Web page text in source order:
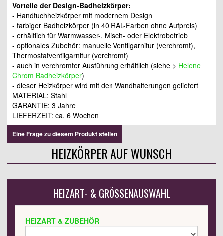
Vorteile der Design-Badheizkörper:
- Handtuchheizkörper mit modernem Design
- farbiger Badheizkörper (in 40 RAL-Farben ohne Aufpreis)
- erhältlich für Warmwasser-, Misch- oder Elektrobetrieb
- optionales Zubehör: manuelle Ventilgarnitur (verchromt),
Thermostatventilgarnitur (verchromt)
- auch in verchromter Ausführung erhältlich (siehe > Helene
Chrom Badheizkörper)
- dieser Heizkörper wird mit den Wandhalterungen geliefert
MATERIAL: Stahl
GARANTIE: 3 Jahre
LIEFERZEIT: ca. 6 Wochen
Eine Frage zu diesem Produkt stellen
HEIZKÖRPER AUF WUNSCH
HEIZART- & GRÖSSENAUSWAHL
HEIZART & ZUBEHÖR